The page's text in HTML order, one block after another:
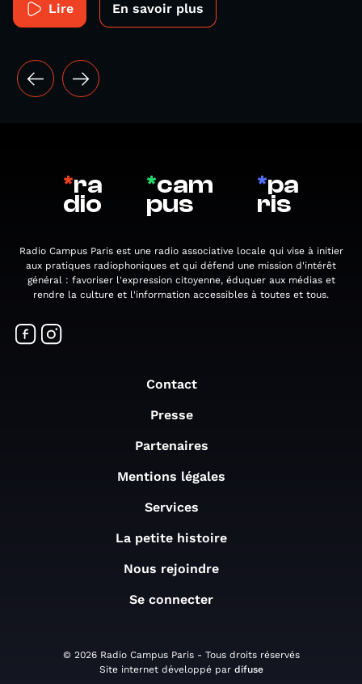
Lire En savoir plus
*ra
dio
*cam
pus
*pa
ris
Radio Campus Paris est une radio associative locale qui vise à initier
aux pratiques radiophoniques et qui défend une mission d'intérêt
général : favoriser l'expression citoyenne, éduquer aux médias et
rendre la culture et l'information accessibles à toutes et tous.
Contact
Presse
Partenaires
Mentions légales
Services
La petite histoire
Nous rejoindre
Se connecter
© 2026 Radio Campus Paris - Tous droits réservés
Site internet développé par difuse